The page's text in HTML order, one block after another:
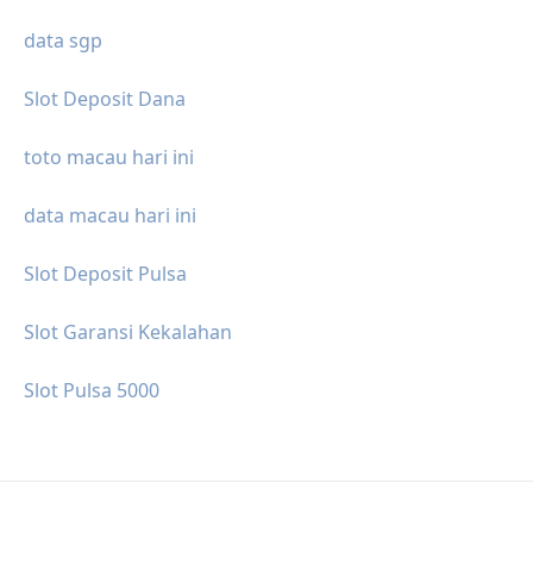
data sgp
Slot Deposit Dana
toto macau hari ini
data macau hari ini
Slot Deposit Pulsa
Slot Garansi Kekalahan
Slot Pulsa 5000